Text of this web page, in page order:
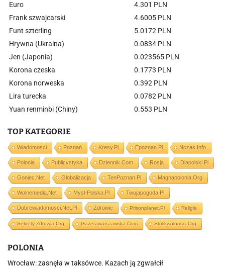
Euro
4.301 PLN
Frank szwajcarski
4.6005 PLN
Funt szterling
5.0172 PLN
Hrywna (Ukraina)
0.0834 PLN
Jen (Japonia)
0.023565 PLN
Korona czeska
0.1773 PLN
Korona norweska
0.392 PLN
Lira turecka
0.0782 PLN
Yuan renminbi (Chiny)
0.553 PLN
TOP KATEGORIE
Wiadomości Poznań Kresy.pl Epoznan.pl Nczas.info
Polonia Publicystyka Dziennik.com Rosja Dlapolski.pl
Goniec.net Globalizacja TenPoznan.pl Magnapolonia.org
Wolnemedia.net Mysl-Polska.pl Twojapogoda.pl
Dobrewiadomosci.net.pl Zdrowie Prisonplanet.pl Religia
Sekrety-Zdrowia.org Gazetawarszawska.com Stolikwolnosci.org
POLONIA
Wrocław: zasnęła w taksówce. Kazach ją zgwałcił